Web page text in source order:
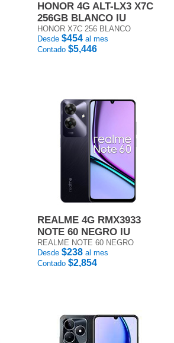
HONOR 4G ALT-LX3 X7C
256GB BLANCO IU
HONOR X7C 256 BLANCO
Desde $454 al mes
Contado $5,446
REALME 4G RMX3933
NOTE 60 NEGRO IU
REALME NOTE 60 NEGRO
Desde $238 al mes
Contado $2,854